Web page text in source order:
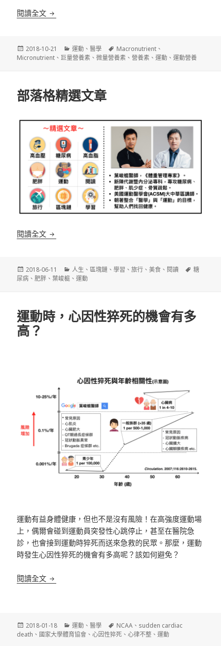
閱讀全文 《運動營養》?教練，我想變強? 我該補充什麼營養
發
佈
2018-10-21
分
類
運動 、醫學
標
籤
Macronutrient 、
Micronutrient 、巨量營養素 、微量營養素 、營養素 、運動 、運動營養
部落格精選文章
閱讀全文 部落格精選文章
發
佈
2018-06-11
分
類
人生 、區塊鏈 、學習 、旅行 、美食 、 閱讀
標
糖
尿病 、肥胖 、葉峻榳 、運動
運動時，心因性猝死的機會有多
高？
運動有益身體健康，但也不是沒有風險！在高強度運動場
上，偶爾會碰到運動員突發性心跳停止，甚至在醫院急
診，也會接到運動時猝死而送來急救的民眾。那麼，運動
時發生心因性猝死的機會有多高呢？該如何避免？
閱讀全文 運動時，心因性猝死的機會有多高？
發
佈
2018-01-18
分
類
運動 、醫學
標
籤
NCAA 、 sudden cardiac
death 、 國家大學體育協會 、心因性猝死 、心律不整 、運動